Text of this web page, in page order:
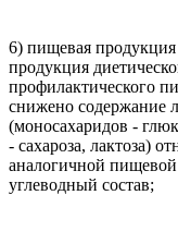
6) пищевая
продукция
профилактического
снижено содержание
(моносахаридов -
- сахароза, лактоза)
аналогичной
углеводный состав;